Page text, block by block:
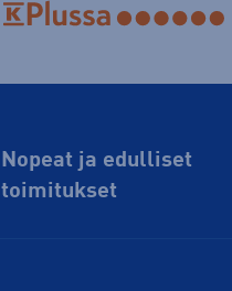
Nopeat ja edulliset
toimitukset